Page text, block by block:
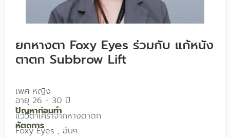
ยกหางตา Foxy Eyes ร่วมกับ แก้หนัง
ตาตก Subbrow Lift
เพศ หญิง
อายุ 26 - 30 ปี
ปัญหาก่อนทำ
แววตาเศร้าจากหางตาตก
หัตถการ
Foxy Eyes , อื่นๆ